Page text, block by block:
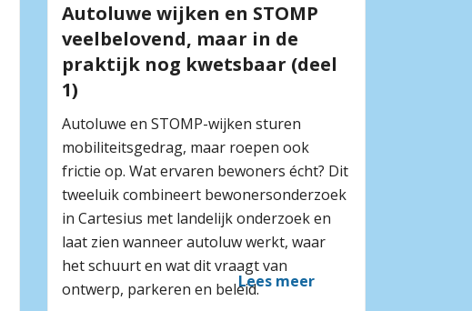
Autoluwe wijken en STOMP
veelbelovend, maar in de
praktijk nog kwetsbaar (deel
1)
Autoluwe en STOMP-wijken sturen
mobiliteitsgedrag, maar roepen ook
frictie op. Wat ervaren bewoners écht? Dit
tweeluik combineert bewonersonderzoek
in Cartesius met landelijk onderzoek en
laat zien wanneer autoluw werkt, waar
het schuurt en wat dit vraagt van
ontwerp, parkeren en beleid.Lees meer